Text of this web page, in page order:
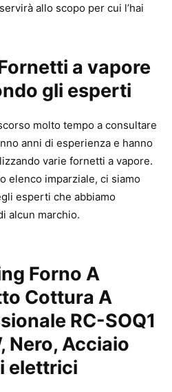
allo scopo per cui l’hai
a vapore
gli esperti
molto tempo a consultare
anni di esperienza e hanno
varie fornetti a vapore.
elenco imparziale, ci siamo
esperti che abbiamo
alcun marchio.
Forno A
Cottura A
RC-SOQ1
Nero, Acciaio
elettrici